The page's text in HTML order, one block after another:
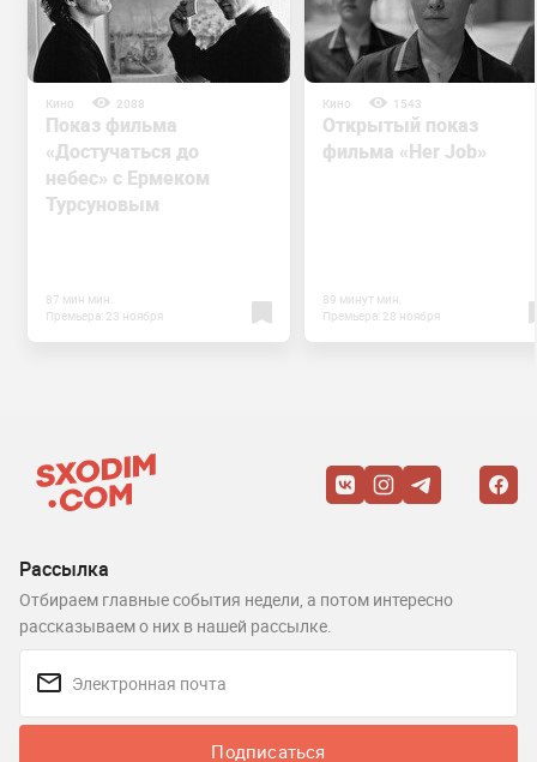
Кино 2088
Показ фильма
«Достучаться до
небес» с Ермеком
Турсуновым
87 мин мин.
Премьера: 23 ноября
Кино 1543
Открытый показ
фильма «Her Job»
89 минут мин.
Премьера: 28 ноября
Рассылка
Отбираем главные события недели, а потом интересно
рассказываем о них в нашей рассылке.
Подписаться